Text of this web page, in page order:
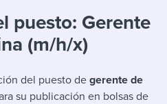
AI in my work
& Guides
jobseeker
Attend webinars & events
puesto: Gerente
(m/h/x)
del puesto de gerente de
su publicación en bolsas de